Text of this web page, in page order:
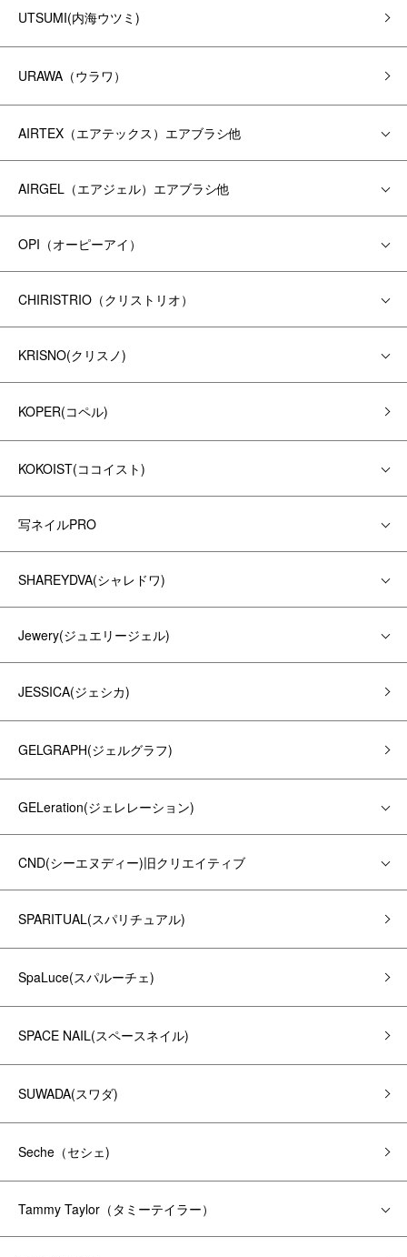
UTSUMI(内海ウツミ)
URAWA（ウラワ）
AIRTEX（エアテックス）エアブラシ他
AIRGEL（エアジェル）エアブラシ他
OPI（オーピーアイ）
CHIRISTRIO（クリストリオ）
KRISNO(クリスノ)
KOPER(コペル)
KOKOIST(ココイスト)
写ネイルPRO
SHAREYDVA(シャレドワ)
Jewery(ジュエリージェル)
JESSICA(ジェシカ)
GELGRAPH(ジェルグラフ)
GELeration(ジェレレーション)
CND(シーエヌディー)旧クリエイティブ
SPARITUAL(スパリチュアル)
SpaLuce(スパルーチェ)
SPACE NAIL(スペースネイル)
SUWADA(スワダ)
Seche（セシェ)
Tammy Taylor（タミーテイラー）